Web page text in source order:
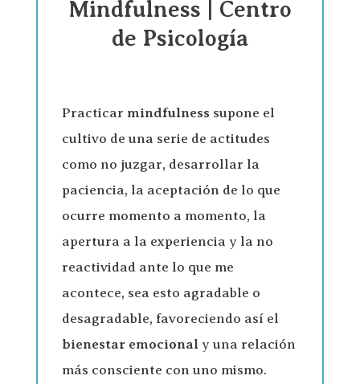
Mindfulness | Centro
de Psicología
Practicar mindfulnesssupone el
cultivo de una serie de actitudes
como no juzgar, desarrollar la
paciencia, la aceptación de lo que
ocurre momento a momento, la
apertura a la experiencia y la no
reactividad ante lo que me
acontece, sea esto agradable o
desagradable, favoreciendo así el
bienestar emocionaly una relación
más consciente con uno mismo.